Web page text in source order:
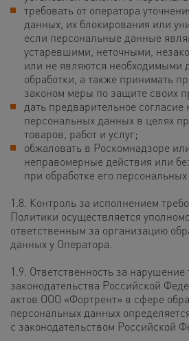
требовать от оператора
данных, их блокирования или
если персональные данные
устаревшими, неточными,
или не являются необходимыми
обработки, а также принимать
законом меры по защите своих
дать предварительное согласие
персональных данных в целях
товаров, работ и услуг;
обжаловать в Роскомнадзоре
неправомерные действия или
при обработке его
1.8. Контроль за исполнением
Политики осуществляется
ответственным за организацию
данных у Оператора.
1.9. Ответственность за нарушение
законодательства Российской
актов ООО «Фортрент» в сфере
персональных данных
с законодательством Российской